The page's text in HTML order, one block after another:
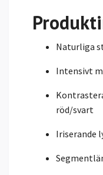
Naturliga
Intensivt
röd/svart
Iriserande